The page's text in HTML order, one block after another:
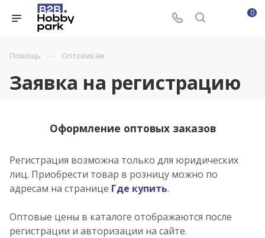
0
Помощь — Оптовикам
Заявка на регистрацию
Оформление оптовых заказов
Регистрация возможна только для юридических
лиц. Приобрести товар в розницу можно по
адресам на странице Где купить.
Оптовые цены в каталоге отображаются после
регистрации и авторизации на сайте.